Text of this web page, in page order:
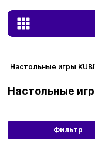
Настольные игры
Фильтр
Настольные